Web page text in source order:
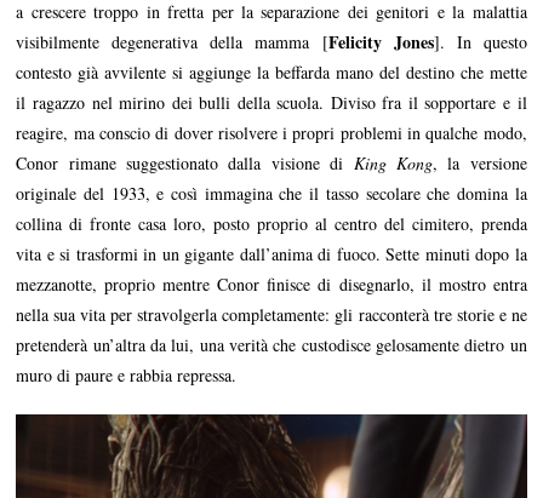
a crescere troppo in fretta per la separazione dei genitori e la malattia
visibilmente degenerativa della mamma [Felicity Jones]. In questo
contesto già avvilente si aggiunge la beffarda mano del destino che mette
il ragazzo nel mirino dei bulli della scuola. Diviso fra il sopportare e il
reagire, ma conscio di dover risolvere i propri problemi in qualche modo,
Conor rimane suggestionato dalla visione di King Kong, la versione
originale del 1933, e così immagina che il tasso secolare che domina la
collina di fronte casa loro, posto proprio al centro del cimitero, prenda
vita e si trasformi in un gigante dall’anima di fuoco. Sette minuti dopo la
mezzanotte, proprio mentre Conor finisce di disegnarlo, il mostro entra
nella sua vita per stravolgerla completamente: gli racconterà tre storie e ne
pretenderà un’altra da lui, una verità che custodisce gelosamente dietro un
muro di paure e rabbia repressa.